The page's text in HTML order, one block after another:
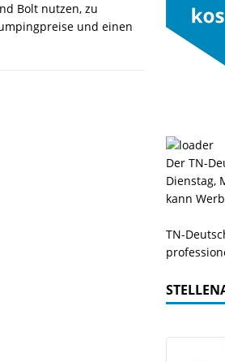
Bolt nutzen, zu
und einen
Der TN-
Dienstag,
kann
TN-